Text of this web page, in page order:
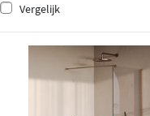
Vergelijk